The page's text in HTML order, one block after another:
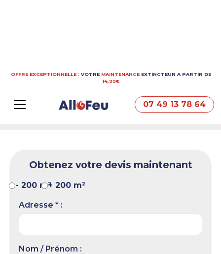
OFFRE EXCEPTIONNELLE : VOTRE MAINTENANCE EXTINCTEUR A PARTIR DE
14,99€
07 49 13 78 64
Gratuit
de 24h
Obtenez votre devis maintenant
- 200 m²+ 200 m²
Adresse * :
Nom / Prénom :